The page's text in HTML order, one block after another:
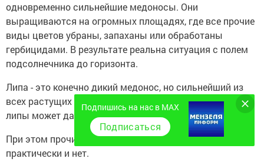
одновременно сильнейшие медоносы. Они
выращиваются на огромных площадях, где все прочие
виды цветов убраны, запаханы или обработаны
гербицидами. В результате реальна ситуация с полем
подсолнечника до горизонта.
Липа - это конечно дикий медонос, но сильнейший из
всех растущих в нашей стране. Считается, что гектар
липы может дать тонну нектара!
При этом прочих медоносов - конкурентов липе - в лесу
практически и нет.
Подпишись на нас в MAX
Подписаться